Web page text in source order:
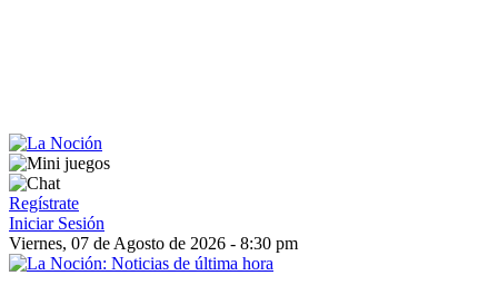
Regístrate
Iniciar Sesión
Viernes, 07 de Agosto de 2026 - 8:30 pm